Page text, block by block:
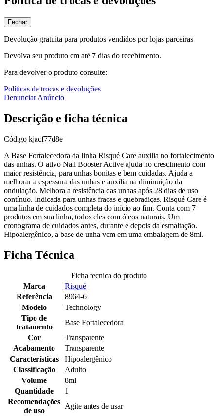
Fechar
Devolução gratuita para produtos vendidos por lojas parceiras
Devolva seu produto em até 7 dias do recebimento.
Para devolver o produto consulte:
Políticas de trocas e devoluções
Denunciar Anúncio
Descrição e ficha técnica
Código kjacf77d8e
A Base Fortalecedora da linha Risqué Care auxilia no fortalecimento
das unhas. O ativo Nail Booster Active ajuda no crescimento com
maior resistência, para unhas bonitas e bem cuidadas. Ajuda a
melhorar a espessura das unhas e auxilia na diminuição da
ondulação. Melhora a resistência das unhas após 28 dias de uso
contínuo. Indicada para unhas fracas e quebradiças. Risqué Care é
uma linha de cuidados completa do início ao fim. Conta com 7
produtos em sua linha, todos eles com óleos naturais. Um
cronograma de cuidados antes, durante e depois da esmaltação.
Hipoalergênico, a base de unha vem em uma embalagem de 8ml.
Ficha Técnica
Ficha tecnica do produto
Marca
Risqué
Referência
8964-6
Modelo
Technology
Tipo de
tratamento
Base Fortalecedora
Cor
Transparente
Acabamento
Transparente
Características
Hipoalergênico
Classificação
Adulto
Volume
8ml
Quantidade
1
Recomendações
de uso
Agite antes de usar